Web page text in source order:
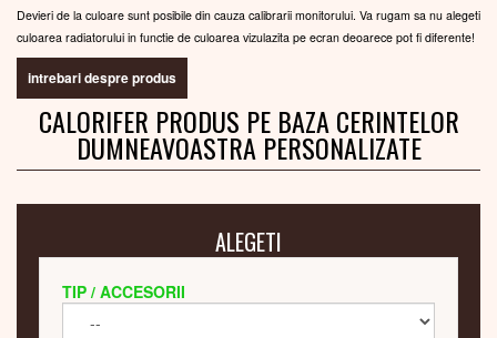
Devieri de la culoare sunt posibile din cauza calibrarii monitorului. Va rugam sa nu alegeti
culoarea radiatorului in functie de culoarea vizulazita pe ecran deoarece pot fi diferente!
intrebari despre produs
CALORIFER PRODUS PE BAZA CERINTELOR
DUMNEAVOASTRA PERSONALIZATE
ALEGETI
TIP / ACCESORII